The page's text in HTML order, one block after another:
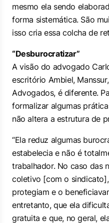
mesmo ela sendo
forma sistemática. São
isso cria essa colcha de
“Desburocratizar”
A visão do advogado
escritório Ambiel,
Advogados, é diferente.
formalizar algumas
não altera a estrutura de
“Ela reduz algumas
estabelecia e não é
trabalhador. No caso das
coletivo [com o
protegiam e o
entretanto, que ela
gratuita e que, no geral,